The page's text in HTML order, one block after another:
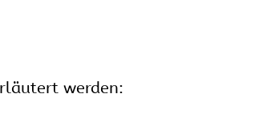
werden: